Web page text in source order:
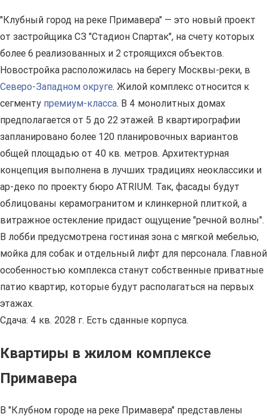
"Клубный город на реке Примавера" — это новый проект
от застройщика СЗ "Стадион Спартак", на счету которых
более 6 реализованных и 2 строящихся объектов.
Новостройка расположилась на берегу Москвы-реки, в
Северо-Западном округе. Жилой комплекс относится к
сегменту премиум-класса. В 4 монолитных домах
предполагается от 5 до 22 этажей. В квартирографии
запланировано более 120 планировочных вариантов
общей площадью от 40 кв. метров. Архитектурная
концепция выполнена в лучших традициях неоклассики и
ар-деко по проекту бюро ATRIUM. Так, фасады будут
облицованы керамогранитом и клинкерной плиткой, а
витражное остекление придаст ощущение "речной волны".
В лобби предусмотрена гостиная зона с мягкой мебелью,
мойка для собак и отдельный лифт для персонала. Главной
особенностью комплекса станут собственные приватные
патио квартир, которые будут располагаться на первых
этажах.
Сдача: 4 кв. 2028 г. Есть сданные корпуса.
Квартиры в жилом комплексе
Примавера
В "Клубном городе на реке Примавера" представлены